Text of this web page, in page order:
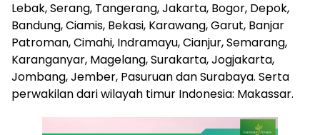
Lebak, Serang, Tangerang, Jakarta, Bogor, Depok,
Bandung, Ciamis, Bekasi, Karawang, Garut, Banjar
Patroman, Cimahi, Indramayu, Cianjur, Semarang,
Karanganyar, Magelang, Surakarta, Jogjakarta,
Jombang, Jember, Pasuruan dan Surabaya. Serta
perwakilan dari wilayah timur Indonesia: Makassar.